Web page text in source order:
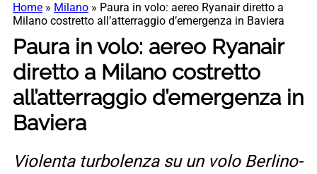
Home » Milano » Paura in volo: aereo Ryanair diretto a
Milano costretto all’atterraggio d’emergenza in Baviera
Paura in volo: aereo Ryanair
diretto a Milano costretto
all’atterraggio d’emergenza in
Baviera
Violenta turbolenza su un volo Berlino-